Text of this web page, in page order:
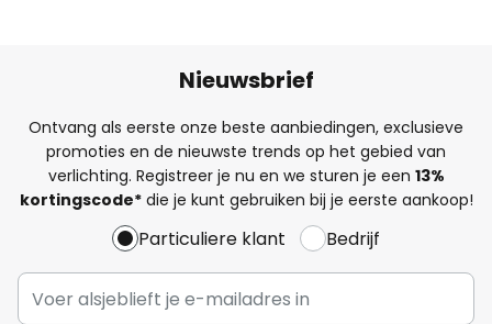
Nieuwsbrief
Ontvang als eerste onze beste aanbiedingen, exclusieve
promoties en de nieuwste trends op het gebied van
verlichting. Registreer je nu en we sturen je een 13%
kortingscode*die je kunt gebruiken bij je eerste aankoop!
Particuliere klant Bedrijf